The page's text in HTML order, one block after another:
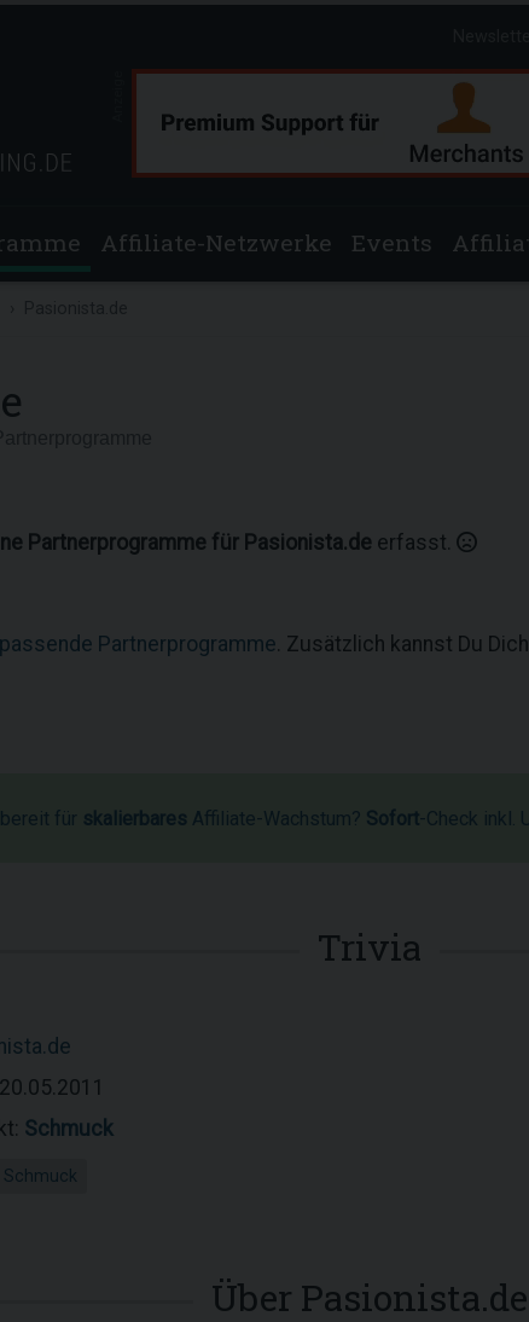
Affiliate-Netzwerke Events
Partnerprogramme für Pasionista.de erfasst.
Partnerprogramme. Zusätzlich kannst Du
für skalierbares Affiliate-Wachstum? Sofort-Check inkl.
Trivia
Schmuck
Schmuck
Über Pasionista.de